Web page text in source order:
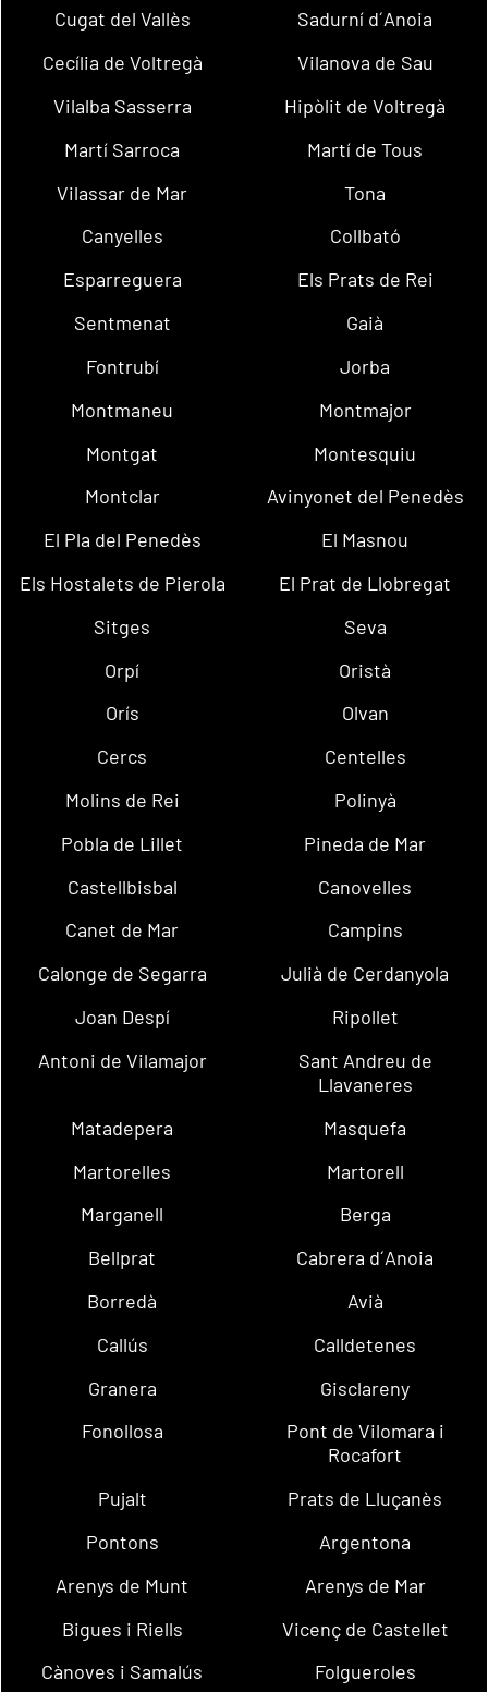
Cugat del Vallès
Sadurní d´Anoia
Cecília de Voltregà
Vilanova de Sau
Vilalba Sasserra
Hipòlit de Voltregà
Martí Sarroca
Martí de Tous
Vilassar de Mar
Tona
Canyelles
Collbató
Esparreguera
Els Prats de Rei
Sentmenat
Gaià
Fontrubí
Jorba
Montmaneu
Montmajor
Montgat
Montesquiu
Montclar
Avinyonet del Penedès
El Pla del Penedès
El Masnou
Els Hostalets de Pierola
El Prat de Llobregat
Sitges
Seva
Orpí
Oristà
Orís
Olvan
Cercs
Centelles
Molins de Rei
Polinyà
Pobla de Lillet
Pineda de Mar
Castellbisbal
Canovelles
Canet de Mar
Campins
Calonge de Segarra
Julià de Cerdanyola
Joan Despí
Ripollet
Antoni de Vilamajor
Sant Andreu de
Llavaneres
Matadepera
Masquefa
Martorelles
Martorell
Marganell
Berga
Bellprat
Cabrera d´Anoia
Borredà
Avià
Callús
Calldetenes
Granera
Gisclareny
Fonollosa
Pont de Vilomara i
Rocafort
Pujalt
Prats de Lluçanès
Pontons
Argentona
Arenys de Munt
Arenys de Mar
Bigues i Riells
Vicenç de Castellet
Cànoves i Samalús
Folgueroles